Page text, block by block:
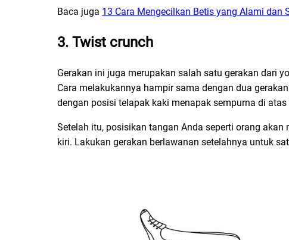
Baca juga 13 Cara Mengecilkan Betis yang Alami dan
3. Twist crunch
Gerakan ini juga merupakan salah satu gerakan dari
Cara melakukannya hampir sama dengan dua
dengan posisi telapak kaki menapak sempurna di atas
Setelah itu, posisikan tangan Anda seperti orang
kiri. Lakukan gerakan berlawanan setelahnya untuk